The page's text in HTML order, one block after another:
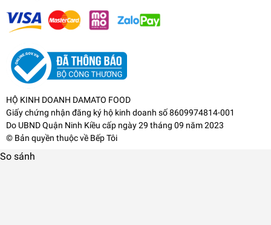
HỘ KINH DOANH DAMATO FOOD
Giấy chứng nhận đăng ký hộ kinh doanh số 8609974814-001
Do UBND Quận Ninh Kiều cấp ngày 29 tháng 09 năm 2023
© Bản quyền thuộc về Bếp Tôi
So sánh